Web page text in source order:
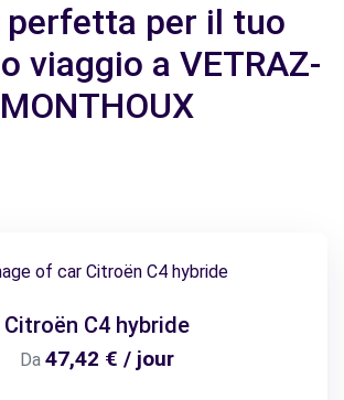
perfetta per il tuo
viaggio a VETRAZ-
MONTHOUX
Citroën C4 hybride
Da 47,42 € / jour